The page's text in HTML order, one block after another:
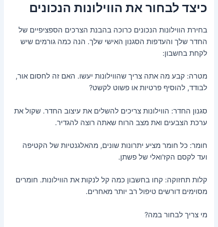
כיצד לבחור את הווילונות הנכונים
בחירת הווילונות הנכונים כרוכה בהבנת הצרכים הספציפיים של
החדר שלך והעדפות הסגנון האישי שלך. הנה כמה גורמים שיש
לקחת בחשבון:
מטרה: קבע מה אתה צריך שהווילונות יעשו. האם זה לחסום אור,
לבודד, להוסיף פרטיות או פשוט לקשט?
סגנון החדר: הווילונות צריכים להשלים את עיצוב החדר. שקול את
ערכת הצבעים ואת מצב הרוח שאתה רוצה להגדיר.
חומר: כל חומר מציע יתרונות שונים, מהאלגנטיות של הקטיפה
ועד לקסם הקז'ואלי של פשתן.
קלות תחזוקה: קחו בחשבון כמה קל לנקות את הווילונות. חומרים
מסוימים דורשים טיפול רב יותר מאחרים.
מי צריך לבחור במה?